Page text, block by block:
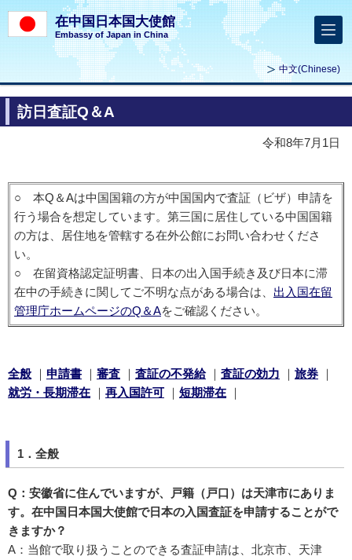
在中国日本国大使館
Embassy of Japan in China
中文(Chinese)
訪日査証Q＆A
令和8年7月1日
○ 本Q＆Aは中国国籍の方が中国国内で査証（ビザ）申請を
行う場合を想定しています。第三国に居住している中国国籍
の方は、居住地を管轄する在外公館にお問い合わせくださ
い。
○ 在留資格認定証明書、日本の出入国手続き及び日本に滞
在中の手続きに関してご不明な点がある場合は、 出入国在留
管理庁ホームページのQ＆Aをご確認ください。
全般 ｜ 申請書 ｜ 審査 ｜ 査証の不発給｜ 査証の効力 ｜ 旅券 ｜
就労・長期滞在 ｜ 再入国許可 ｜ 短期滞在 ｜
1．全般
Q：安徽省に住んでいますが、戸籍（戸口）は天津市にありま
す。在中国日本国大使館で日本の入国査証を申請することがで
きますか？
A：当館で取り扱うことのできる査証申請は、北京市、天津